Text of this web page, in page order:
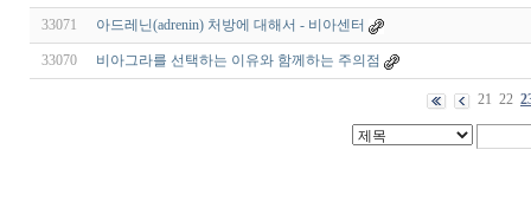
33071 아드레닌(adrenin) 처방에 대해서 - 비아센터
33070 비아그라를 선택하는 이유와 함께하는 주의점
21 22